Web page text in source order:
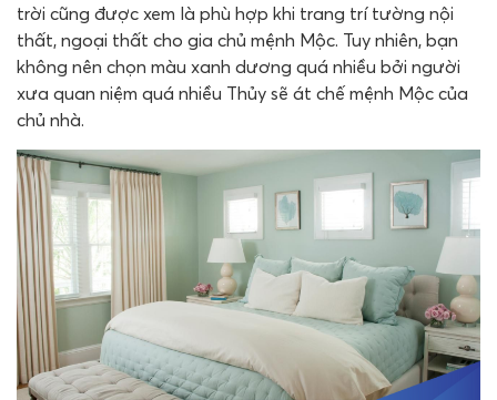
trời cũng được xem là phù hợp khi trang trí tường nội
thất, ngoại thất cho gia chủ mệnh Mộc. Tuy nhiên, bạn
không nên chọn màu xanh dương quá nhiều bởi người
xưa quan niệm quá nhiều Thủy sẽ át chế mệnh Mộc của
chủ nhà.